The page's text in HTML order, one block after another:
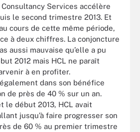
Services accélère
le second trimestre 2013. Et
cours de cette même période,
à deux chiffres. La conjoncture
aussi mauvaise qu’elle a pu
2012 mais HCL ne paraît
à en profiter.
dans son bénéfice
de près de 40 % sur un an.
le début 2013, HCL avait
jusqu’à faire progresser son
de 60 % au premier trimestre